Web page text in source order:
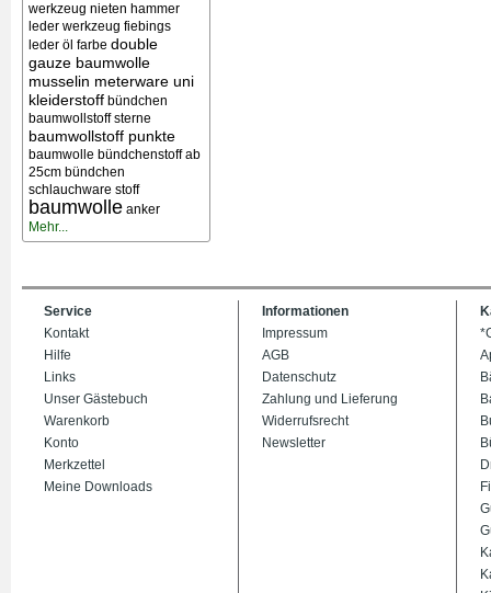
werkzeug nieten hammer
leder werkzeug fiebings
leder öl farbe double
gauze baumwolle
musselin meterware uni
kleiderstoff bündchen
baumwollstoff sterne
baumwollstoff punkte
baumwolle bündchenstoff ab
25cm bündchen
schlauchware stoff
baumwolle anker
Mehr...
Service
Kontakt
Hilfe
Links
Unser Gästebuch
Warenkorb
Konto
Merkzettel
Meine Downloads
Informationen
Impressum
AGB
Datenschutz
Zahlung und Lieferung
Widerrufsrecht
Newsletter